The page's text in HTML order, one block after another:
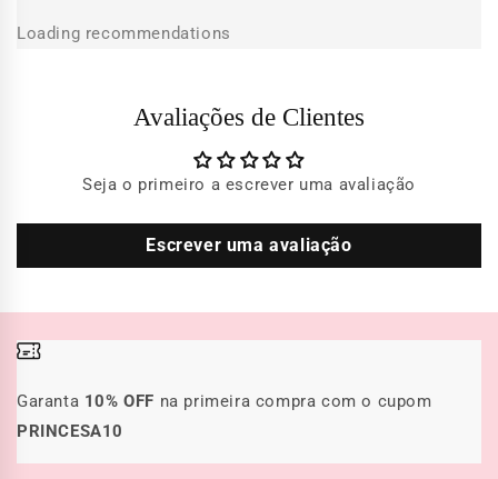
Loading recommendations
Avaliações de Clientes
Seja o primeiro a escrever uma avaliação
Escrever uma avaliação
Garanta 10% OFF na primeira compra com o cupom
PRINCESA10